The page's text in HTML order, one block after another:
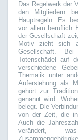
Das Regelwerk der
den Mitgliedern
Hauptregeln. Es
vor allem beruflich
der Gesellschaft
Motiv zieht sich
Gesellschaft.
Totenschädel auf
verschiedene
Thematik unter
Auferstehung als
gehört zur
genannt wird.
belegt. Die
von der Zeit, die
Auch die
verändert,